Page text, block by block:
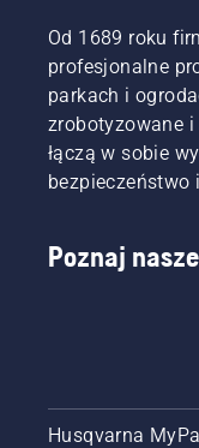
Od 1689 roku
profesjonalne
parkach i
zrobotyzowane
łączą w sobie
bezpieczeństwo
Poznaj
Husqvarna